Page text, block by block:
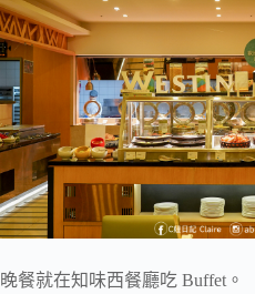
晚餐就在知味西餐廳吃 Buffet。